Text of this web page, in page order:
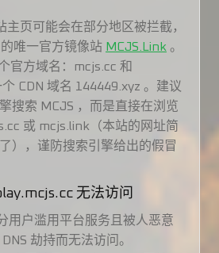
主页可能会在部分地区被拦截，
唯一官方镜像站 MCJS.Link 。
官方域名：mcjs.cc 和
CDN 域名 144449.xyz 。建议
搜索 MCJS ，而是直接在浏览
或 mcjs.link（本站的网址简
），谨防搜索引擎给出的假冒
无法访问
用户滥用平台服务且被人恶意
劫持而无法访问。